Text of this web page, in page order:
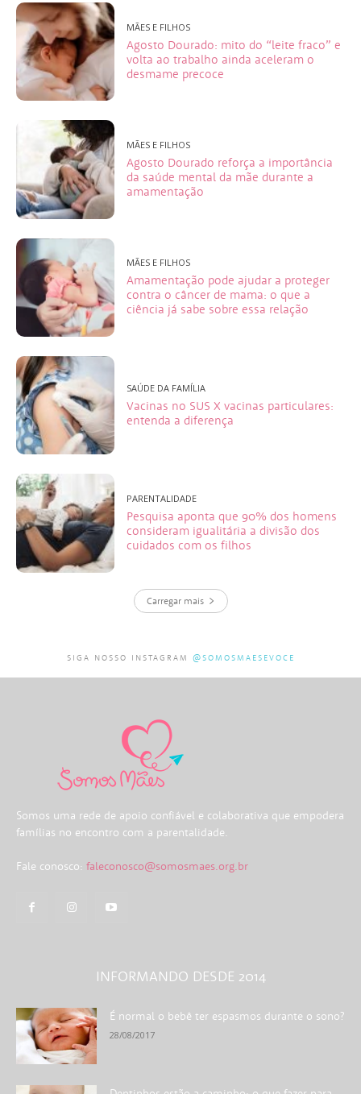
MÃES E FILHOS
Agosto Dourado: mito do “leite fraco” e
volta ao trabalho ainda aceleram o
desmame precoce
MÃES E FILHOS
Agosto Dourado reforça a importância
da saúde mental da mãe durante a
amamentação
MÃES E FILHOS
Amamentação pode ajudar a proteger
contra o câncer de mama: o que a
ciência já sabe sobre essa relação
SAÚDE DA FAMÍLIA
Vacinas no SUS X vacinas particulares:
entenda a diferença
PARENTALIDADE
Pesquisa aponta que 90% dos homens
consideram igualitária a divisão dos
cuidados com os filhos
Carregar mais
SIGA NOSSO INSTAGRAM @SOMOSMAESEVOCE
Somos uma rede de apoio confiável e colaborativa que empodera
famílias no encontro com a parentalidade.
Fale conosco: faleconosco@somosmaes.org.br
INFORMANDO DESDE 2014
É normal o bebê ter espasmos durante o sono?
28/08/2017